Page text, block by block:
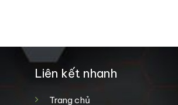
Liên kết nhanh
Trang chủ